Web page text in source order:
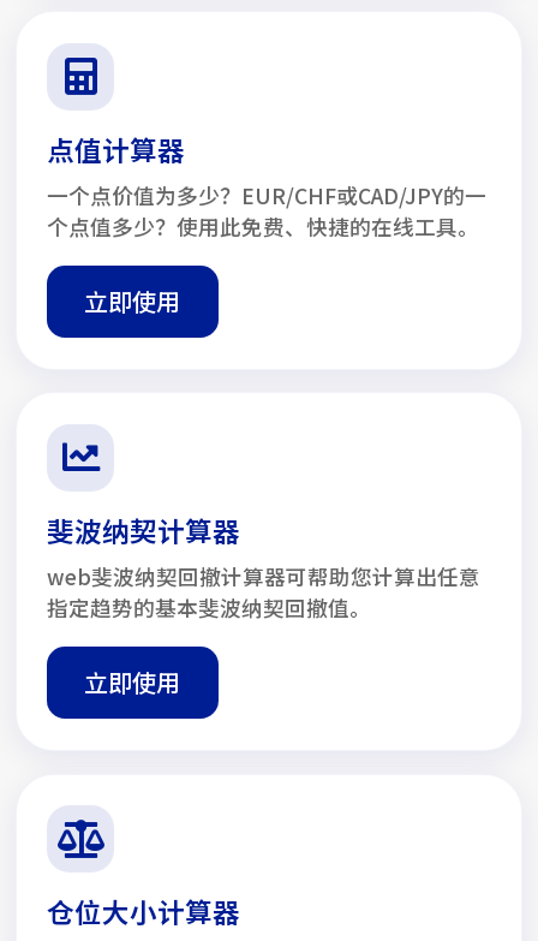
点值计算器
一个点价值为多少？EUR/CHF或CAD/JPY的一
个点值多少？使用此免费、快捷的在线工具。
立即使用
斐波纳契计算器
web斐波纳契回撤计算器可帮助您计算出任意
指定趋势的基本斐波纳契回撤值。
立即使用
仓位大小计算器